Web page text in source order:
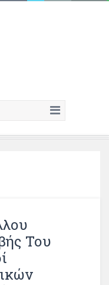
Του